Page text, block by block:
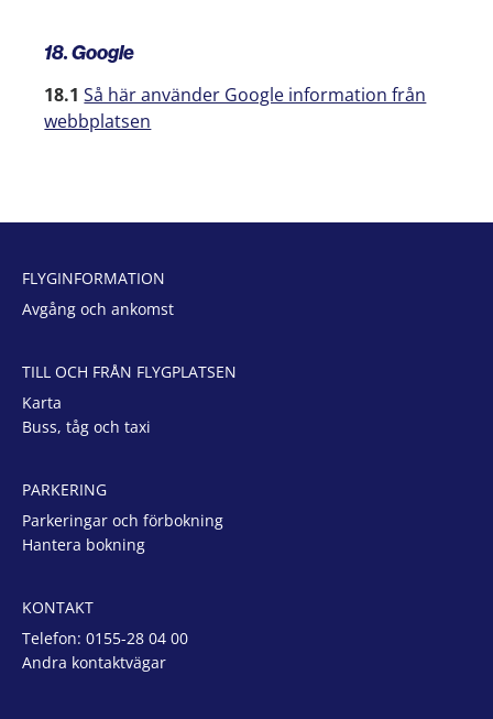
18. Google
18.1 Så här använder Google information från
webbplatsen
FLYGINFORMATION
Avgång och ankomst
TILL OCH FRÅN FLYGPLATSEN
Karta
Buss, tåg och taxi
PARKERING
Parkeringar och förbokning
Hantera bokning
KONTAKT
Telefon: 0155-28 04 00
Andra kontaktvägar